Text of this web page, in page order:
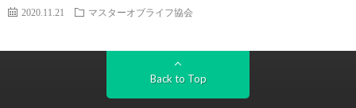
2020.11.21 マスターオブライフ協会
Back to Top